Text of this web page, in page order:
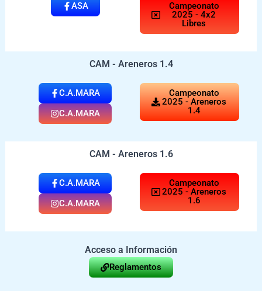
ASA
Campeonato
2025 - 4x2
Libres
CAM - Areneros 1.4
C.A.MARA
C.A.MARA
Campeonato
2025 - Areneros
1.4
CAM - Areneros 1.6
C.A.MARA
C.A.MARA
Campeonato
2025 - Areneros
1.6
Acceso a Información
Reglamentos